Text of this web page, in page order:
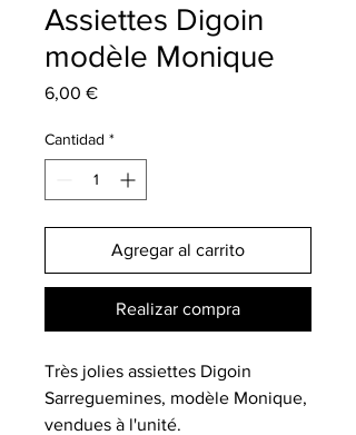
Assiettes Digoin
modèle Monique
6,00 €Precio
Cantidad *
Agregar al carrito
Realizar compra
Très jolies assiettes Digoin
Sarreguemines, modèle Monique,
vendues à l'unité.